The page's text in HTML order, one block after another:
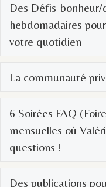
Des Défis-bonheur/
hebdomadaires
votre quotidien
La communauté
6 Soirées FAQ
mensuelles où
questions !
Des publications